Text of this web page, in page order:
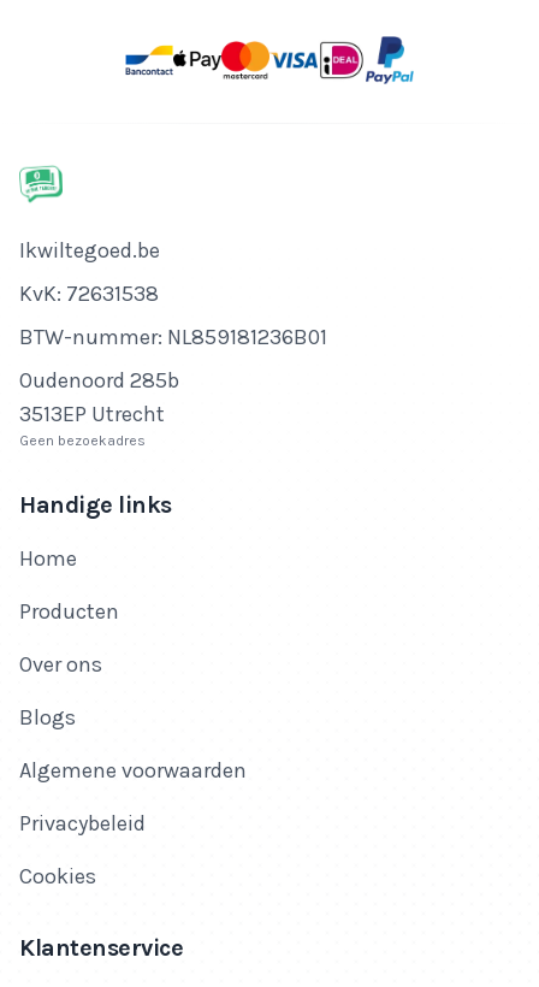
Bedrijfsnaam
Ikwiltegoed.be
KvK-nummer
KvK: 72631538
Btw-nummer
BTW-nummer: NL859181236B01
Adres
Oudenoord 285b
3513EP Utrecht
Geen bezoekadres
Handige links
Home
Producten
Over ons
Blogs
Algemene voorwaarden
Privacybeleid
Cookies
Klantenservice